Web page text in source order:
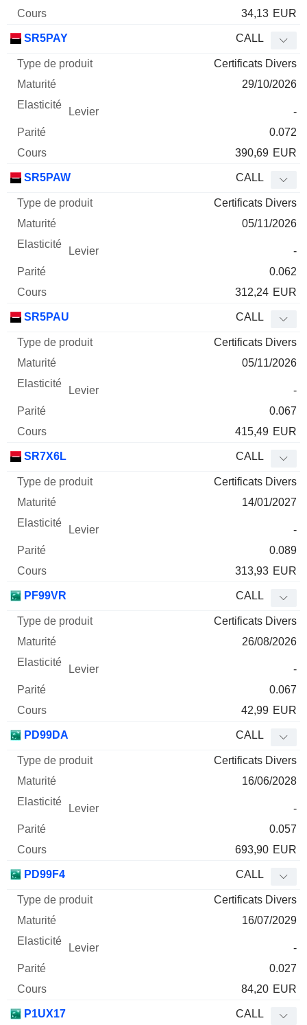
34,13 EUR
SR5PAY CALL
Certificats Divers
29/10/2026
-
0.072
390,69 EUR
SR5PAW CALL
Certificats Divers
05/11/2026
-
0.062
312,24 EUR
SR5PAU CALL
Certificats Divers
05/11/2026
-
0.067
415,49 EUR
SR7X6L CALL
Certificats Divers
14/01/2027
-
0.089
313,93 EUR
PF99VR CALL
Certificats Divers
26/08/2026
-
0.067
42,99 EUR
PD99DA CALL
Certificats Divers
16/06/2028
-
0.057
693,90 EUR
PD99F4 CALL
Certificats Divers
16/07/2029
-
0.027
84,20 EUR
P1UX17 CALL